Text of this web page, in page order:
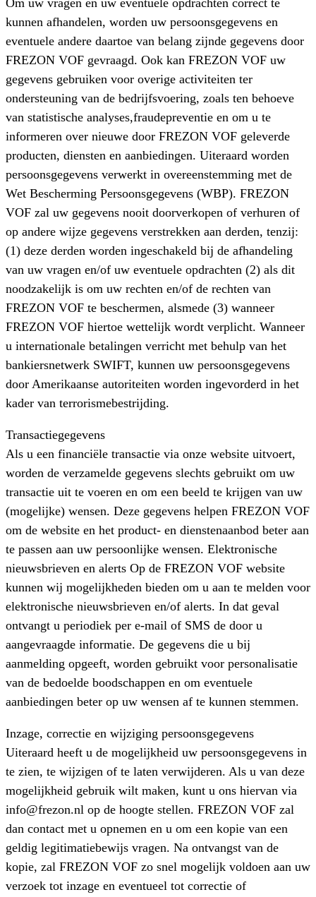
Om uw vragen en uw eventuele opdrachten correct te
kunnen afhandelen, worden uw persoonsgegevens en
eventuele andere daartoe van belang zijnde gegevens door
FREZON VOF gevraagd. Ook kan FREZON VOF uw
gegevens gebruiken voor overige activiteiten ter
ondersteuning van de bedrijfsvoering, zoals ten behoeve
van statistische analyses,fraudepreventie en om u te
informeren over nieuwe door FREZON VOF geleverde
producten, diensten en aanbiedingen. Uiteraard worden
persoonsgegevens verwerkt in overeenstemming met de
Wet Bescherming Persoonsgegevens (WBP). FREZON
VOF zal uw gegevens nooit doorverkopen of verhuren of
op andere wijze gegevens verstrekken aan derden, tenzij:
(1) deze derden worden ingeschakeld bij de afhandeling
van uw vragen en/of uw eventuele opdrachten (2) als dit
noodzakelijk is om uw rechten en/of de rechten van
FREZON VOF te beschermen, alsmede (3) wanneer
FREZON VOF hiertoe wettelijk wordt verplicht. Wanneer
u internationale betalingen verricht met behulp van het
bankiersnetwerk SWIFT, kunnen uw persoonsgegevens
door Amerikaanse autoriteiten worden ingevorderd in het
kader van terrorismebestrijding.
Transactiegegevens
Als u een financiële transactie via onze website uitvoert,
worden de verzamelde gegevens slechts gebruikt om uw
transactie uit te voeren en om een beeld te krijgen van uw
(mogelijke) wensen. Deze gegevens helpen FREZON VOF
om de website en het product- en dienstenaanbod beter aan
te passen aan uw persoonlijke wensen. Elektronische
nieuwsbrieven en alerts Op de FREZON VOF website
kunnen wij mogelijkheden bieden om u aan te melden voor
elektronische nieuwsbrieven en/of alerts. In dat geval
ontvangt u periodiek per e-mail of SMS de door u
aangevraagde informatie. De gegevens die u bij
aanmelding opgeeft, worden gebruikt voor personalisatie
van de bedoelde boodschappen en om eventuele
aanbiedingen beter op uw wensen af te kunnen stemmen.
Inzage, correctie en wijziging persoonsgegevens
Uiteraard heeft u de mogelijkheid uw persoonsgegevens in
te zien, te wijzigen of te laten verwijderen. Als u van deze
mogelijkheid gebruik wilt maken, kunt u ons hiervan via
info@frezon.nl op de hoogte stellen. FREZON VOF zal
dan contact met u opnemen en u om een kopie van een
geldig legitimatiebewijs vragen. Na ontvangst van de
kopie, zal FREZON VOF zo snel mogelijk voldoen aan uw
verzoek tot inzage en eventueel tot correctie of